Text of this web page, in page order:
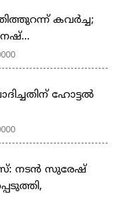
കവർച്ച;
ഹോട്ടൽ
നടൻ സുരേഷ്